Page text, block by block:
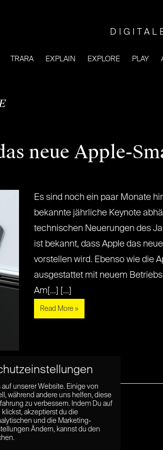
TRARA EXPLAIN EXPLORE PLAY
neue Apple-
Es sind noch ein paar Monate
bekannte jährliche Keynote
technischen Neuerungen des
ist bekannt, dass Apple das
vorstellen wird. Ebenso wie die
ausgestattet mit neuem
Am[...] [...]
Read More »
unserer Website. Einige von
während andere uns helfen, diese
zu verbessern. Indem Du auf
akzeptierst du die
und die Marketing-
Ändern, kannst du den